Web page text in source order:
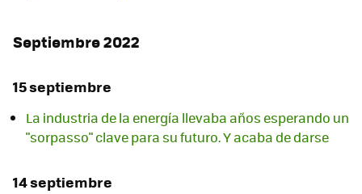
Septiembre 2022
15 septiembre
La industria de la energía llevaba años esperando un
"sorpasso" clave para su futuro. Y acaba de darse
14 septiembre